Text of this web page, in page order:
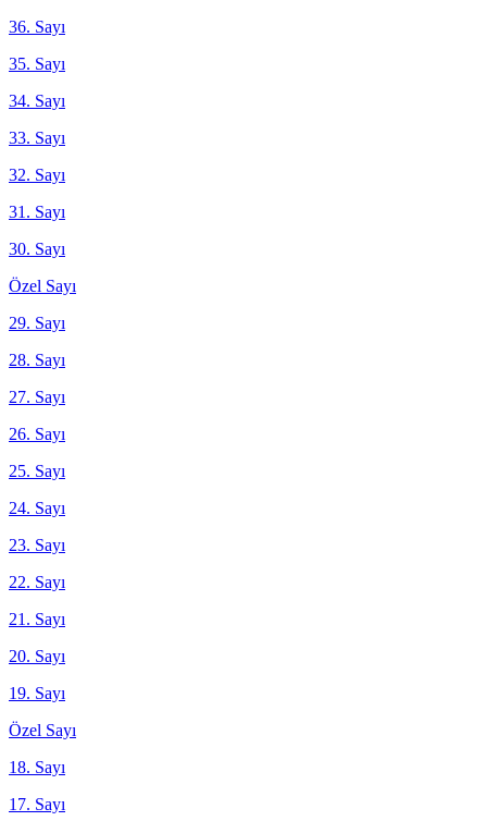
36. Sayı
35. Sayı
34. Sayı
33. Sayı
32. Sayı
31. Sayı
30. Sayı
Özel Sayı
29. Sayı
28. Sayı
27. Sayı
26. Sayı
25. Sayı
24. Sayı
23. Sayı
22. Sayı
21. Sayı
20. Sayı
19. Sayı
Özel Sayı
18. Sayı
17. Sayı